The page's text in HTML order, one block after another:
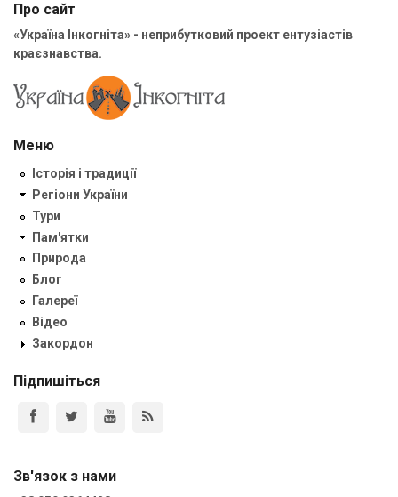
Про сайт
«Україна Інкогніта» - неприбутковий проект ентузіастів
краєзнавства.
Меню
Історія і традиції
Регіони України
Тури
Пам'ятки
Природа
Блог
Галереї
Відео
Закордон
Підпишіться
Зв'язок з нами